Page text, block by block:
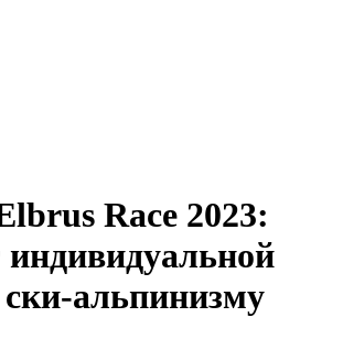
Race 2023:
альпинизму